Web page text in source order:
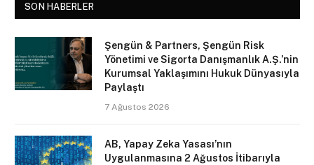
SON HABERLER
Şengün & Partners, Şengün Risk
Yönetimi ve Sigorta Danışmanlık A.Ş.’nin
Kurumsal Yaklaşımını Hukuk Dünyasıyla
Paylaştı
7 Ağustos 2026
AB, Yapay Zeka Yasası’nın
Uygulanmasına 2 Ağustos İtibarıyla